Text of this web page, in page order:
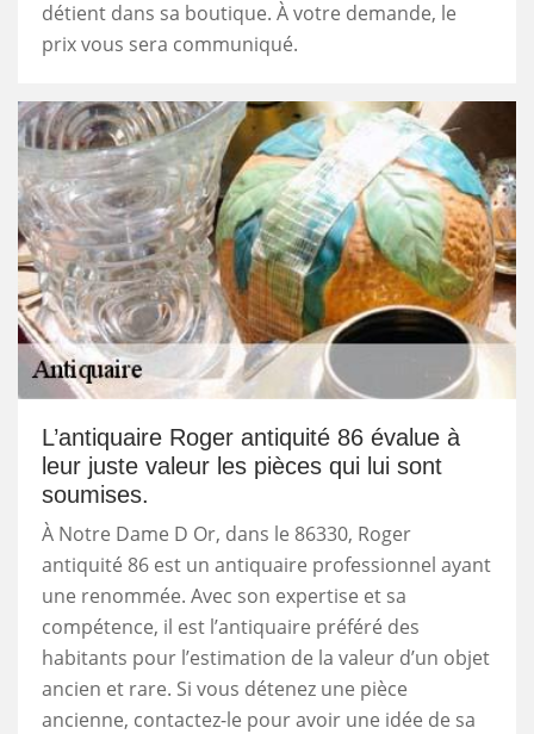
détient dans sa boutique. À votre demande, le
prix vous sera communiqué.
L’antiquaire Roger antiquité 86 évalue à
leur juste valeur les pièces qui lui sont
soumises.
À Notre Dame D Or, dans le 86330, Roger
antiquité 86 est un antiquaire professionnel ayant
une renommée. Avec son expertise et sa
compétence, il est l’antiquaire préféré des
habitants pour l’estimation de la valeur d’un objet
ancien et rare. Si vous détenez une pièce
ancienne, contactez-le pour avoir une idée de sa